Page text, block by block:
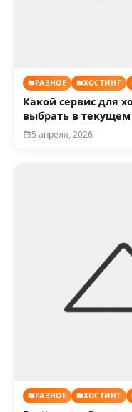
РАЗНОЕ ХОСТИНГ
Какой сервис для
выбрать в текущем
5 апреля, 2026
РАЗНОЕ ХОСТИНГ